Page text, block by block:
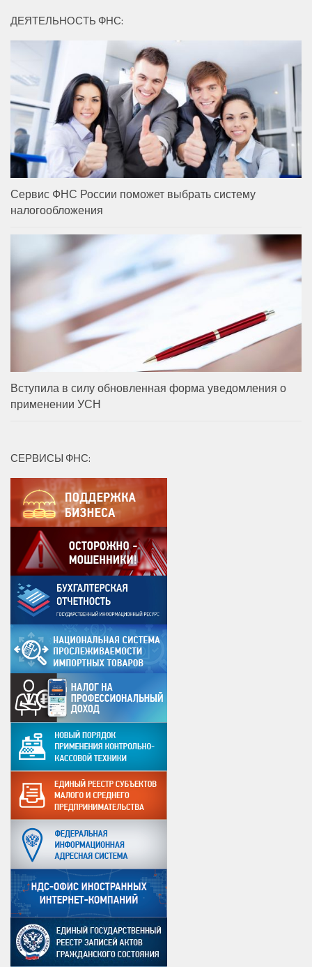
ДЕЯТЕЛЬНОСТЬ ФНС:
Сервис ФНС России поможет выбрать систему
налогообложения
Вступила в силу обновленная форма уведомления о
применении УСН
СЕРВИСЫ ФНС: